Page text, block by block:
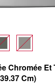
Chromée Et
Cm)